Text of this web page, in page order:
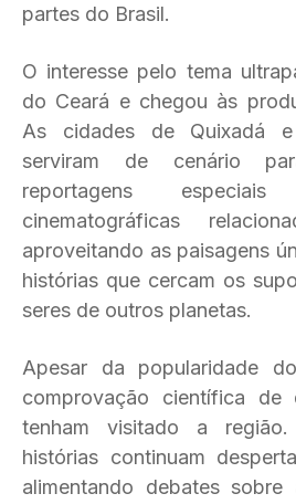
partes do Brasil.
O interesse pelo tema
do Ceará e chegou às
As cidades de Quixadá e
serviram de cenário
reportagens
cinematográficas
aproveitando as paisagens
histórias que cercam os
seres de outros planetas.
Apesar da popularidade
comprovação científica de
tenham visitado a
histórias continuam
alimentando debates